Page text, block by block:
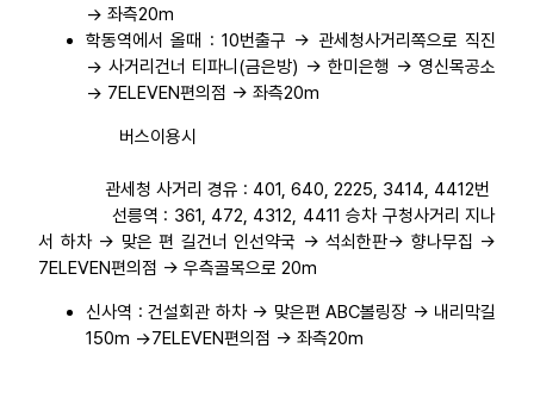
→ 좌측20m
학동역에서 올때 : 10번출구 → 관세청사거리쪽으로 직진
→ 사거리건너 티파니(금은방) → 한미은행 → 영신목공소
→ 7ELEVEN편의점 → 좌측20m
버스이용시
관세청 사거리 경유 : 401, 640, 2225, 3414, 4412번
선릉역 : 361, 472, 4312, 4411 승차 구청사거리 지나
서 하차 → 맞은 편 길건너 인선약국 → 석쇠한판→ 향나무집 →
7ELEVEN편의점 → 우측골목으로 20m
신사역 : 건설회관 하차 → 맞은편 ABC볼링장 → 내리막길
150m →7ELEVEN편의점 → 좌측20m